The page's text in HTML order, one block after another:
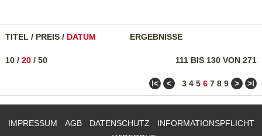
TITEL / PREIS / DATUM ERGEBNISSE
111 BIS 130 VON 271
10 / 20 / 50
ǀ< < 3 4 5 6 7 8 9 > >ǀ
IMPRESSUM AGB DATENSCHUTZ
INFORMATIONSPFLICHT